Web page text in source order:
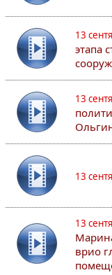
13
этапа
13
13
13
врио